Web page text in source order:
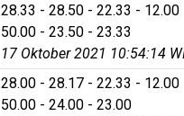
28.33 - 28.50 - 22.33 - 12.00
50.00 - 23.50 - 23.33
17 Oktober 2021 10:54:14
28.00 - 28.17 - 22.33 - 12.00
50.00 - 24.00 - 23.00